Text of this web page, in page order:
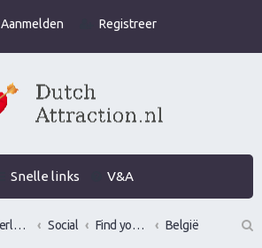
Aanmelden Registreer
Snelle links V&A
Nederlands grootste Dutch Attraction, Lifestyle, Vrouwen versieren en Pick-Up (PUA) Forum Social Find your wingman
België